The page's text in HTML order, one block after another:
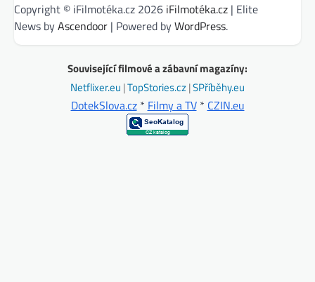
Copyright © iFilmotéka.cz 2026 iFilmotéka.cz | Elite
News byAscendoor | Powered byWordPress.
Související filmové a zábavní magazíny:
Netflixer.eu |TopStories.cz|SPříběhy.eu
DotekSlova.cz* Filmy a TV* CZIN.eu